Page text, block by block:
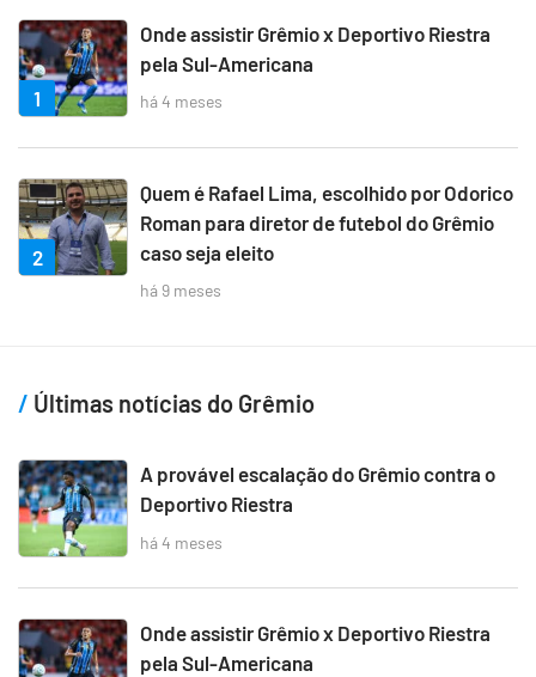
1
Onde assistir Grêmio x Deportivo Riestra
pela Sul-Americana
há 4 meses
2
Quem é Rafael Lima, escolhido por Odorico
Roman para diretor de futebol do Grêmio
caso seja eleito
há 9 meses
Últimas notícias do Grêmio
A provável escalação do Grêmio contra o
Deportivo Riestra
há 4 meses
Onde assistir Grêmio x Deportivo Riestra
pela Sul-Americana